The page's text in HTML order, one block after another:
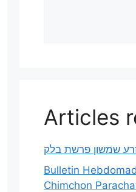
Articles
זרע שמשון פרשת בלק
Bulletin
Chimchon